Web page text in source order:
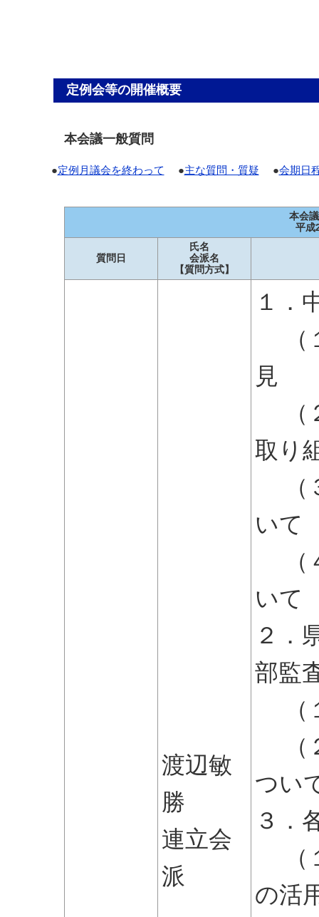
定例会等の開催概要
本会議一般質問
●定例月議会を終わって ●主な質問・質疑 ●会期日
本会
平成
質問日
氏名
会派名
【質問方式】
渡辺敏
勝
連立会
派
１．
（
見
（
取り
（
いて
（
いて
２．
部監
（
（
つい
３．
（
の活